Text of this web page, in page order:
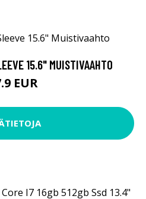
15.6" MUISTIVAAHTO
EUR